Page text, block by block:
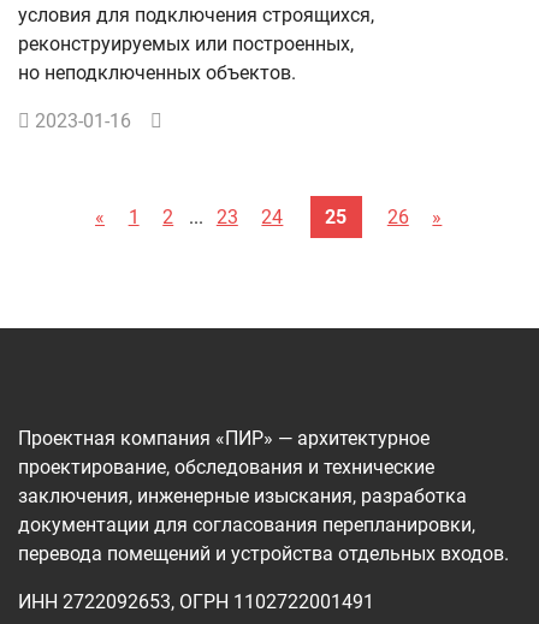
условия для подключения строящихся,
реконструируемых или построенных,
но неподключенных объектов.
2023-01-16
« 1 2 ... 23 24 25 26 »
Проектная компания «ПИР» — архитектурное
проектирование, обследования и технические
заключения, инженерные изыскания, разработка
документации для согласования перепланировки,
перевода помещений и устройства отдельных входов.
ИНН 2722092653, ОГРН 1102722001491